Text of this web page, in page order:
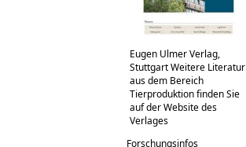
Eugen Ulmer Verlag,
Stuttgart Weitere Literatur
aus dem Bereich
Tierproduktion finden Sie
auf der Website des
Verlages
Forschungsinfos